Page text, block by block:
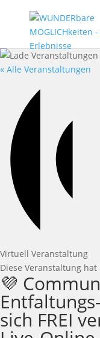
« Alle Veranstaltungen
Virtuell Veranstaltung
Diese Veranstaltung
💜
sich FREI